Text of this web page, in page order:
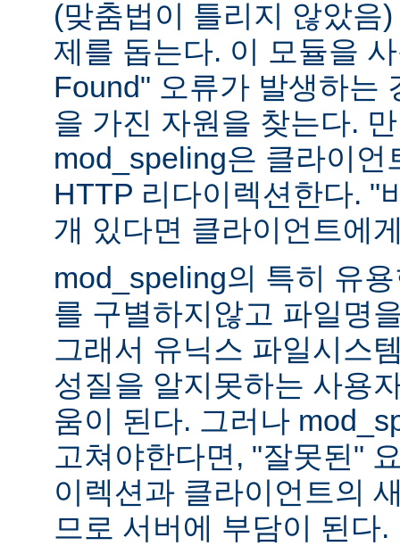
(맞춤법이 틀리지 않았음
제를 돕는다. 이 모듈을
Found" 오류가 발생하는
을 가진 자원을 찾는다.
mod_speling은 클라이언
HTTP 리다이렉션한다. "
개 있다면 클라이언트에
mod_speling의 특히 유
를 구별하지않고 파일명
그래서 유닉스 파일시스
성질을 알지못하는 사용
움이 된다. 그러나
고쳐야한다면, "잘못된"
이렉션과 클라이언트의
므로 서버에 부담이 된다.